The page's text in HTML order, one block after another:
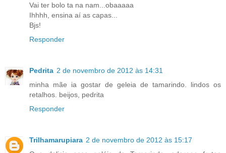
Vai ter bolo ta na nam...obaaaaa
Ihhhh, ensina aí as capas...
Bjs!
Responder
Pedrita 2 de novembro de 2012 às 14:31
minha mãe ia gostar de geleia de tamarindo. lindos os
retalhos. beijos, pedrita
Responder
Trilhamarupiara 2 de novembro de 2012 às 15:17